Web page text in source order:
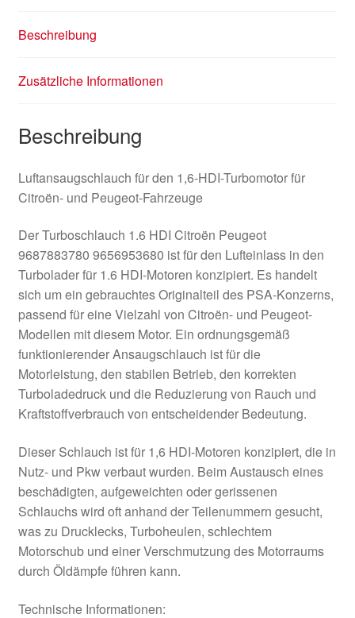
Beschreibung
Zusätzliche Informationen
Beschreibung
Luftansaugschlauch für den 1,6-HDI-Turbomotor für
Citroën- und Peugeot-Fahrzeuge
Der Turboschlauch 1.6 HDI Citroën Peugeot
9687883780 9656953680 ist für den Lufteinlass in den
Turbolader für 1.6 HDI-Motoren konzipiert. Es handelt
sich um ein gebrauchtes Originalteil des PSA-Konzerns,
passend für eine Vielzahl von Citroën- und Peugeot-
Modellen mit diesem Motor. Ein ordnungsgemäß
funktionierender Ansaugschlauch ist für die
Motorleistung, den stabilen Betrieb, den korrekten
Turboladedruck und die Reduzierung von Rauch und
Kraftstoffverbrauch von entscheidender Bedeutung.
Dieser Schlauch ist für 1,6 HDI-Motoren konzipiert, die in
Nutz- und Pkw verbaut wurden. Beim Austausch eines
beschädigten, aufgeweichten oder gerissenen
Schlauchs wird oft anhand der Teilenummern gesucht,
was zu Drucklecks, Turboheulen, schlechtem
Motorschub und einer Verschmutzung des Motorraums
durch Öldämpfe führen kann.
Technische Informationen: